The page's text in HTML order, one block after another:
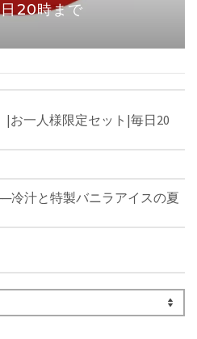
20時まで
|お一人様限定セット|毎日20
冷汁と特製バニラアイスの夏